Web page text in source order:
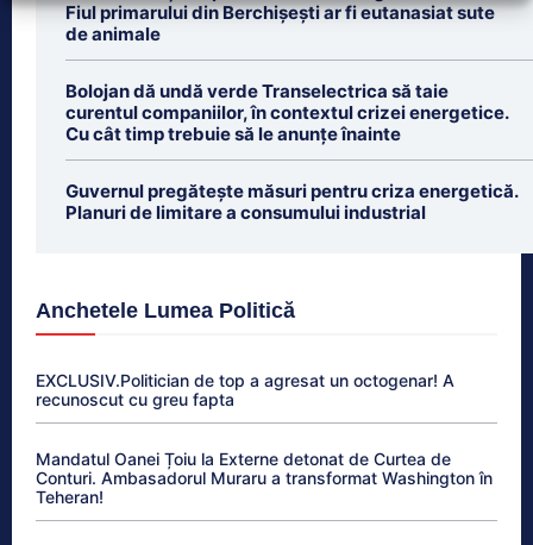
Fiul primarului din Berchișești ar fi eutanasiat sute
de animale
Bolojan dă undă verde Transelectrica să taie
curentul companiilor, în contextul crizei energetice.
Cu cât timp trebuie să le anunțe înainte
Guvernul pregătește măsuri pentru criza energetică.
Planuri de limitare a consumului industrial
Anchetele Lumea Politică
EXCLUSIV.Politician de top a agresat un octogenar! A
recunoscut cu greu fapta
Mandatul Oanei Țoiu la Externe detonat de Curtea de
Conturi. Ambasadorul Muraru a transformat Washington în
Teheran!